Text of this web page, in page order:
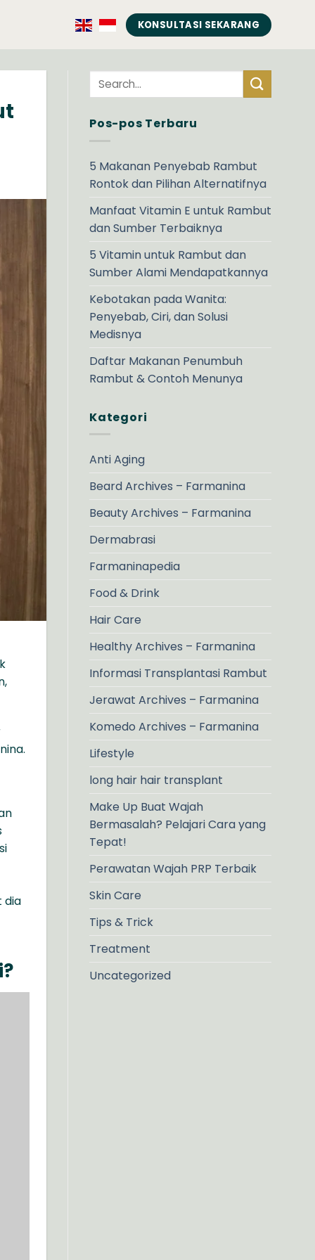
KONSULTASI SEKARANG
dia
Pos-pos Terbaru
5 Makanan Penyebab Rambut
Rontok dan Pilihan Alternatifnya
Manfaat Vitamin E untuk Rambut
dan Sumber Terbaiknya
5 Vitamin untuk Rambut dan
Sumber Alami Mendapatkannya
Kebotakan pada Wanita:
Penyebab, Ciri, dan Solusi
Medisnya
Daftar Makanan Penumbuh
Rambut & Contoh Menunya
Kategori
Anti Aging
Beard Archives – Farmanina
Beauty Archives – Farmanina
Dermabrasi
Farmaninapedia
Food & Drink
Hair Care
Healthy Archives – Farmanina
Informasi Transplantasi Rambut
Jerawat Archives – Farmanina
Komedo Archives – Farmanina
Lifestyle
long hair hair transplant
Make Up Buat Wajah
Bermasalah? Pelajari Cara yang
Tepat!
Perawatan Wajah PRP Terbaik
Skin Care
Tips & Trick
Treatment
Uncategorized